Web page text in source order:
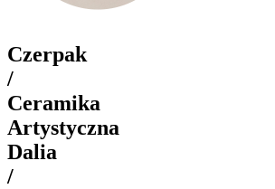
Czerpak
/
Ceramika
Artystyczna
Dalia
/